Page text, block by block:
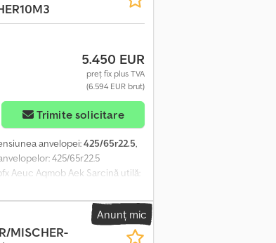
5.450 EUR
preț fix plus TVA
(6.594 EUR brut)
Trimite solicitare
anvelopei:425/65r22.5,
425/65r22.5
Aeuc Aqmob Aek Sarcină utilă:
Anunț mic
MISCHER-